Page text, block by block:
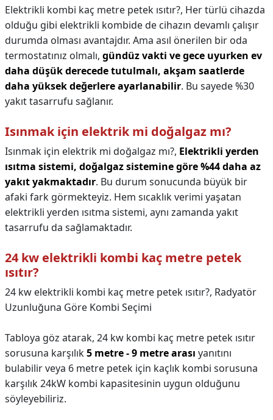
Elektrikli kombi kaç metre petek ısıtır?, Her türlü cihazda
olduğu gibi elektrikli kombide de cihazın devamlı çalışır
durumda olması avantajdır. Ama asıl önerilen bir oda
termostatınız olmalı, gündüz vakti ve gece uyurken ev
daha düşük derecede tutulmalı, akşam saatlerde
daha yüksek değerlere ayarlanabilir. Bu sayede %30
yakıt tasarrufu sağlanır.
Isınmak için elektrik mi doğalgaz mı?
Isınmak için elektrik mi doğalgaz mı?, Elektrikli yerden
ısıtma sistemi, doğalgaz sistemine göre %44 daha az
yakıt yakmaktadır. Bu durum sonucunda büyük bir
afaki fark görmekteyiz. Hem sıcaklık verimi yaşatan
elektrikli yerden ısıtma sistemi, aynı zamanda yakıt
tasarrufu da sağlamaktadır.
24 kw elektrikli kombi kaç metre petek
ısıtır?
24 kw elektrikli kombi kaç metre petek ısıtır?, Radyatör
Uzunluğuna Göre Kombi Seçimi
Tabloya göz atarak, 24 kw kombi kaç metre petek ısıtır
sorusuna karşılık5 metre - 9 metre arası yanıtını
bulabilir veya 6 metre petek için kaçlık kombi sorusuna
karşılık 24kW kombi kapasitesinin uygun olduğunu
söyleyebiliriz.